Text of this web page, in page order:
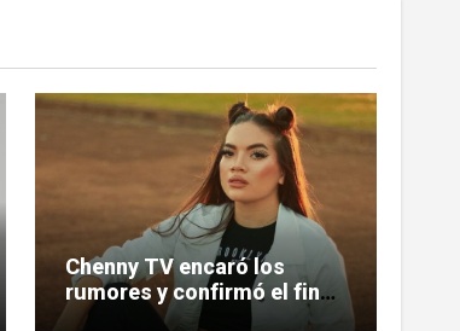
Chenny TV encaró los
rumores y confirmó el fin
de su relación